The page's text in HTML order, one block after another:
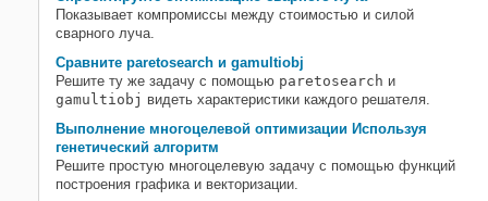
Показывает компромиссы между стоимостью и силой
сварного луча.
Сравните paretosearch и gamultiobj
Решите ту же задачу с помощью paretosearch и
gamultiobj видеть характеристики каждого решателя.
Выполнение многоцелевой оптимизации Используя
генетический алгоритм
Решите простую многоцелевую задачу с помощью функций
построения графика и векторизации.